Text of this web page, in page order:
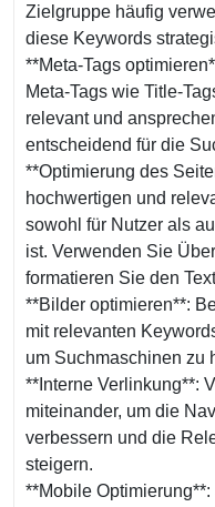
Zielgruppe häufig
diese Keywords
**Meta-Tags
Meta-Tags wie Title-
relevant und
entscheidend für die
**Optimierung des
hochwertigen und
sowohl für Nutzer als
ist. Verwenden Sie
formatieren Sie den
**Bilder optimieren**:
mit relevanten
um Suchmaschinen zu
**Interne Verlinkung**:
miteinander, um die
verbessern und die
steigern.
**Mobile